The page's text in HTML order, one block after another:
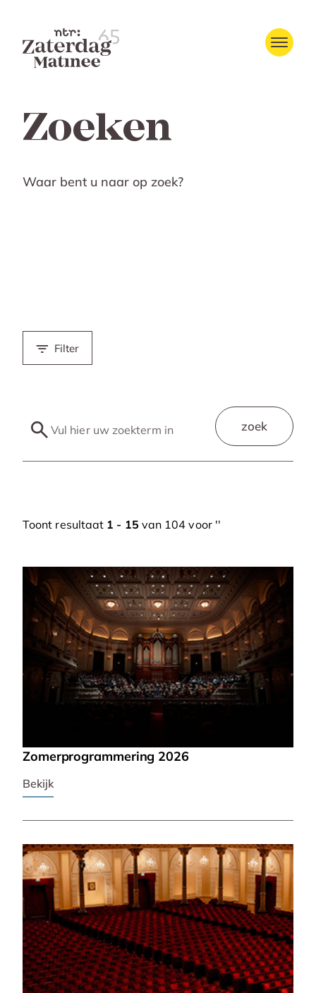
Zoeken
Waar bent u naar op zoek?
Filter
zoek
Toont resultaat 1 - 15 van 104 voor ''
Zomerprogrammering 2026
Bekijk